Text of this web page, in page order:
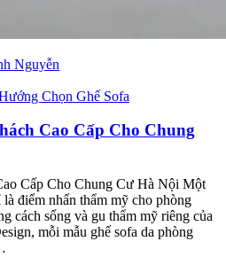
Nguyễn
Chọn Ghế Sofa
Cao Cấp Cho Chung
Cấp Cho Chung Cư Hà Nội Một
điểm nhấn thẩm mỹ cho phòng
cách sống và gu thẩm mỹ riêng của
mỗi mẫu ghế sofa da phòng